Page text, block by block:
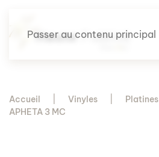
Passer au contenu principal
Accueil Vinyles Platines
APHETA 3 MC